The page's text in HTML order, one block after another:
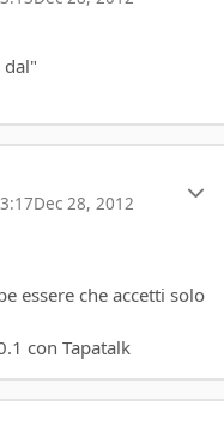
dal"
Dec 28, 2012
essere che accetti solo
con Tapatalk